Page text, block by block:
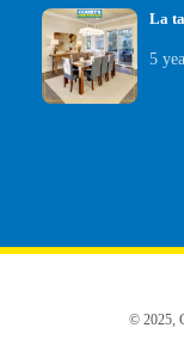
La
5
© 2025,